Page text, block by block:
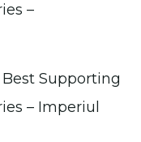
–
Best Supporting
– Imperiul